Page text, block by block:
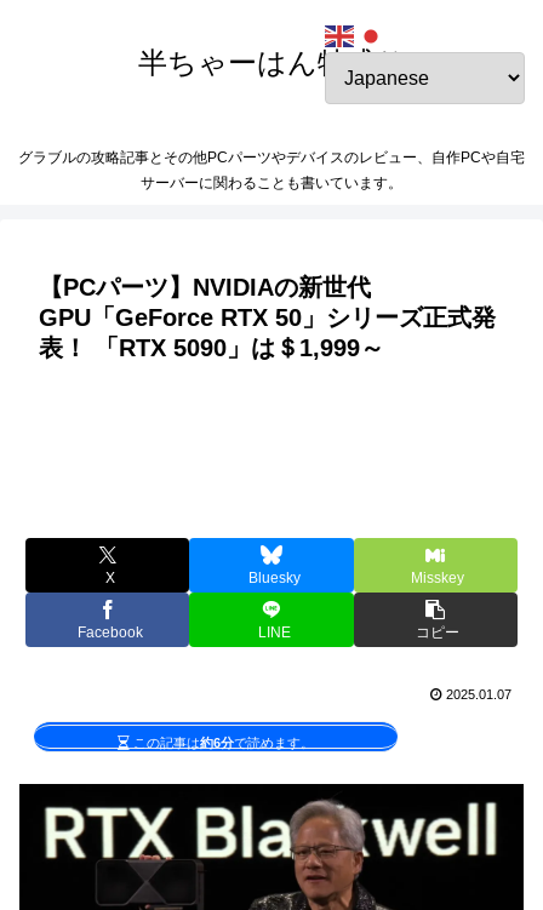
半ちゃーはん特盛り
グラブルの攻略記事とその他PCパーツやデバイスのレビュー、自作PCや自宅
サーバーに関わることも書いています。
【PCパーツ】NVIDIAの新世代
GPU「GeForce RTX 50」シリーズ正式発
表！ 「RTX 5090」は＄1,999～
X Bluesky Misskey
Facebook LINE コピー
2025.01.07
この記事は約6分で読めます。